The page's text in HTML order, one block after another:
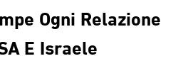
Ogni Relazione
E Israele